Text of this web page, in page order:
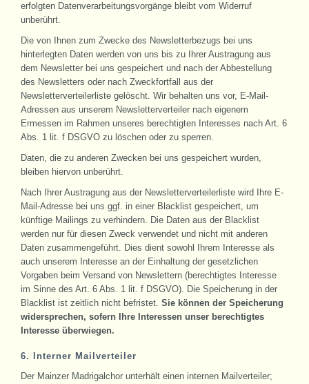
erfolgten Datenverarbeitungsvorgänge bleibt vom Widerruf
unberührt.
Die von Ihnen zum Zwecke des Newsletterbezugs bei uns
hinterlegten Daten werden von uns bis zu Ihrer Austragung aus
dem Newsletter bei uns gespeichert und nach der Abbestellung
des Newsletters oder nach Zweckfortfall aus der
Newsletterverteilerliste gelöscht. Wir behalten uns vor, E-Mail-
Adressen aus unserem Newsletterverteiler nach eigenem
Ermessen im Rahmen unseres berechtigten Interesses nach Art. 6
Abs. 1 lit. f DSGVO zu löschen oder zu sperren.
Daten, die zu anderen Zwecken bei uns gespeichert wurden,
bleiben hiervon unberührt.
Nach Ihrer Austragung aus der Newsletterverteilerliste wird Ihre E-
Mail-Adresse bei uns ggf. in einer Blacklist gespeichert, um
künftige Mailings zu verhindern. Die Daten aus der Blacklist
werden nur für diesen Zweck verwendet und nicht mit anderen
Daten zusammengeführt. Dies dient sowohl Ihrem Interesse als
auch unserem Interesse an der Einhaltung der gesetzlichen
Vorgaben beim Versand von Newslettern (berechtigtes Interesse
im Sinne des Art. 6 Abs. 1 lit. f DSGVO). Die Speicherung in der
Blacklist ist zeitlich nicht befristet. Sie können der Speicherung
widersprechen, sofern Ihre Interessen unser berechtigtes
Interesse überwiegen.
6. Interner Mailverteiler
Der Mainzer Madrigalchor unterhält einen internen Mailverteiler;